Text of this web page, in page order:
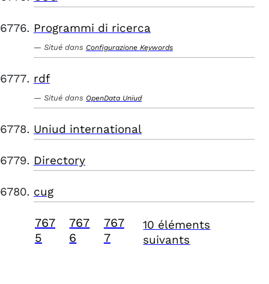
Programmi di ricerca
Situé dans Configurazione Keywords
rdf
Situé dans OpenData Uniud
Uniud international
Directory
cug
767
5
767
6
767
7
10 éléments
suivants